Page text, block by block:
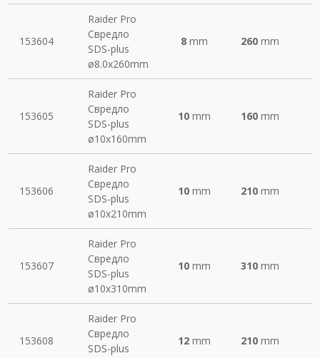
153604
Raider Pro
Свредло
SDS-plus
ø8.0х260mm
8mm 260 mm
153605
Raider Pro
Свредло
SDS-plus
ø10х160mm
10mm 160 mm
153606
Raider Pro
Свредло
SDS-plus
ø10х210mm
10mm 210 mm
153607
Raider Pro
Свредло
SDS-plus
ø10х310mm
10mm 310 mm
153608
Raider Pro
Свредло
SDS-plus
12mm 210 mm